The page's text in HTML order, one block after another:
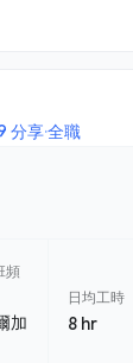
分享·全職
頻
加
日均工時
8 hr